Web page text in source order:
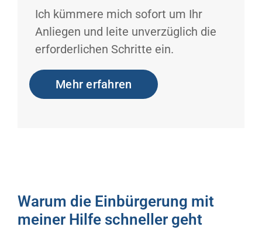
Ich kümmere mich sofort um Ihr
Anliegen und leite unverzüglich die
erforderlichen Schritte ein.
Mehr erfahren
Warum die Einbürgerung mit
meiner Hilfe schneller geht